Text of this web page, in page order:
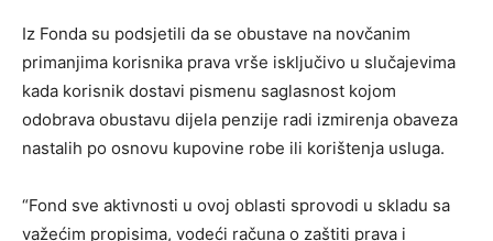
Iz Fonda su podsjetili da se obustave na novčanim
primanjima korisnika prava vrše isključivo u slučajevima
kada korisnik dostavi pismenu saglasnost kojom
odobrava obustavu dijela penzije radi izmirenja obaveza
nastalih po osnovu kupovine robe ili korištenja usluga.
“Fond sve aktivnosti u ovoj oblasti sprovodi u skladu sa
važećim propisima, vodeći računa o zaštiti prava i